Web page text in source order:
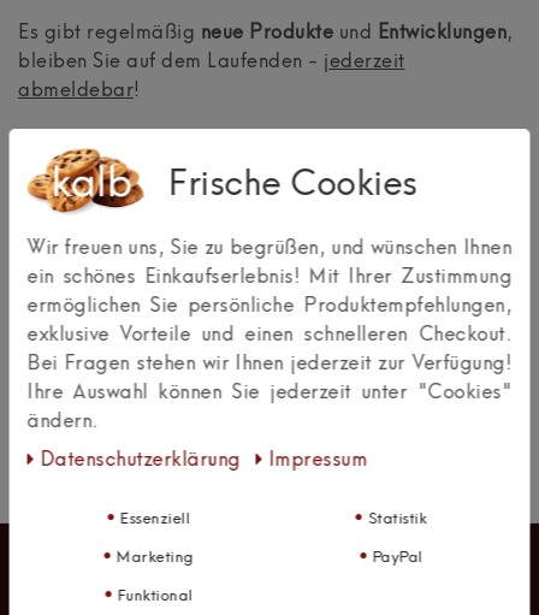
Es gibt regelmäßig neue Produkte und Entwicklungen,
bleiben Sie auf dem Laufenden - jederzeit
abmeldebar!
VORNAME NACHNAME
Newsletter
Honig
Hiermit bestätige ich, dass ich die
Daten­schutz­erklärung
gelesen habe. Meine Einwilligung kann ich jederzeit
widerrufen.**
Abonnieren
Frische Cookies
Wir freuen uns, Sie zu begrüßen, und wünschen Ihnen
ein schönes Einkaufserlebnis! Mit Ihrer Zustimmung
ermöglichen Sie persönliche Produktempfehlungen,
exklusive Vorteile und einen schnelleren Checkout.
Bei Fragen stehen wir Ihnen jederzeit zur Verfügung!
Ihre Auswahl können Sie jederzeit unter "Cookies"
ändern.
Daten­schutz­erklärung
Impressum
Essenziell Statistik
Marketing PayPal
Funktional